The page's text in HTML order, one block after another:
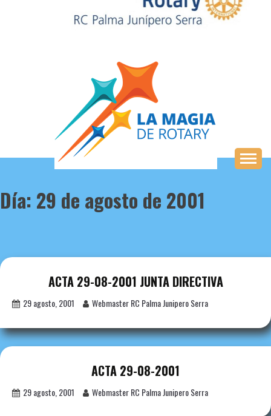
Día: 29 de agosto de 2001
ACTA 29-08-2001 JUNTA DIRECTIVA
29 agosto, 2001 Webmaster RC Palma Junipero Serra
ACTA 29-08-2001
29 agosto, 2001 Webmaster RC Palma Junipero Serra